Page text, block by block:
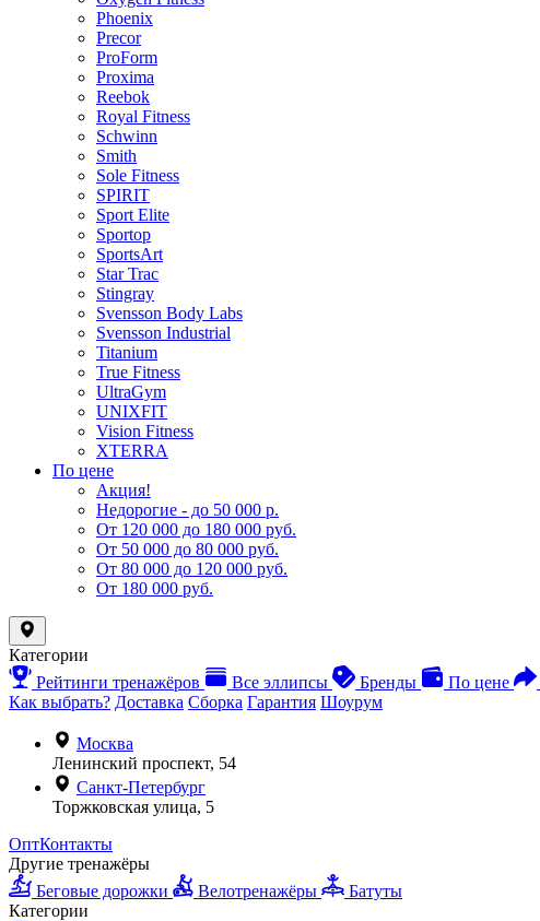
Phoenix
Precor
ProForm
Proxima
Reebok
Royal Fitness
Schwinn
Smith
Sole Fitness
SPIRIT
Sport Elite
Sportop
SportsArt
Star Trac
Stingray
Svensson Body Labs
Svensson Industrial
Titanium
True Fitness
UltraGym
UNIXFIT
Vision Fitness
XTERRA
По цене
Акция!
Недорогие - до 50 000 р.
От 120 000 до 180 000 руб.
От 50 000 до 80 000 руб.
От 80 000 до 120 000 руб.
От 180 000 руб.
Категории
Рейтинги тренажёров
Все эллипсы Бренды По цене
Как выбрать? Доставка Сборка Гарантия Шоурум
Москва
Ленинский проспект, 54
Санкт-Петербург
Торжковская улица, 5
ОптКонтакты
Другие тренажёры
Беговые дорожки
Велотренажёры
Батуты
Категории